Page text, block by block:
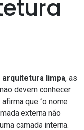
arquitetura limpa, as
devem conhecer
que “o nome
externa não
camada interna.